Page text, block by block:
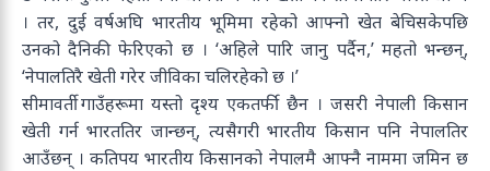
। तर, दुई वर्षअघि भारतीय भूमिमा रहेको आफ्नो खेत बेचिसकेपछि
उनको दैनिकी फेरिएको छ । ‘अहिले पारि जानु पर्दैन,’ महतो भन्छन्,
‘नेपालतिरै खेती गरेर जीविका चलिरहेको छ ।’
सीमावर्ती गाउँहरूमा यस्तो दृश्य एकतर्फी छैन । जसरी नेपाली किसान
खेती गर्न भारततिर जान्छन्, त्यसैगरी भारतीय किसान पनि नेपालतिर
आउँछन् । कतिपय भारतीय किसानको नेपालमै आफ्नै नाममा जमिन छ